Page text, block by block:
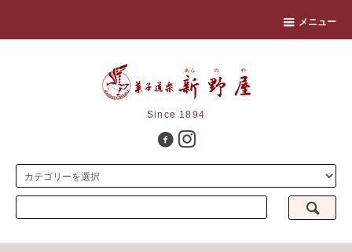
メニュー
Since 1894